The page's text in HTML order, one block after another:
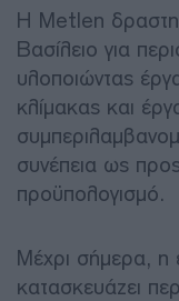
Η Metlen
Βασίλειο για
υλοποιώντας
κλίμακας και
συνέπεια ως
προϋπολογισμό.
Μέχρι σήμερα, η
κατασκευάζει